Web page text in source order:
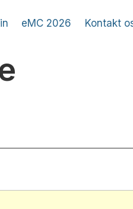
eMC 2026 Kontakt